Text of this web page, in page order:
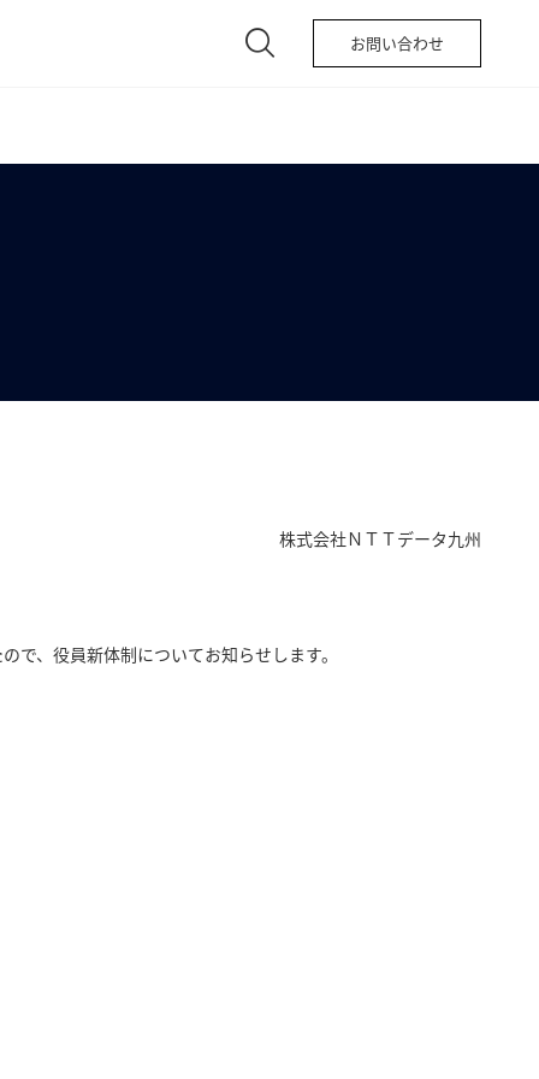
お問い合わせ
株式会社ＮＴＴデータ九州
、役員新体制についてお知らせします。